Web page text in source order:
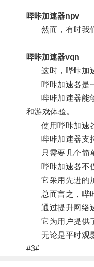
哔咔加速器npv
然而，有时我们
哔咔加速器vqn
这时，哔咔加速
哔咔加速器是一
哔咔加速器能够
和游戏体验。
使用哔咔加速器
哔咔加速器支持
只需要几个简单
哔咔加速器不仅
它采用先进的加
总而言之，哔咔
通过提升网络速
它为用户提供了
无论是平时观影
#3#